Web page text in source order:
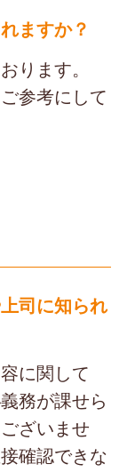
ますか？
ります。
参考にして
司に知られ
に関して
務が課せら
ざいませ
確認できな